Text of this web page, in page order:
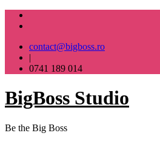
Skip
contact@bigboss.ro
|
0741 189 014
BigBoss Studio
Be the Big Boss